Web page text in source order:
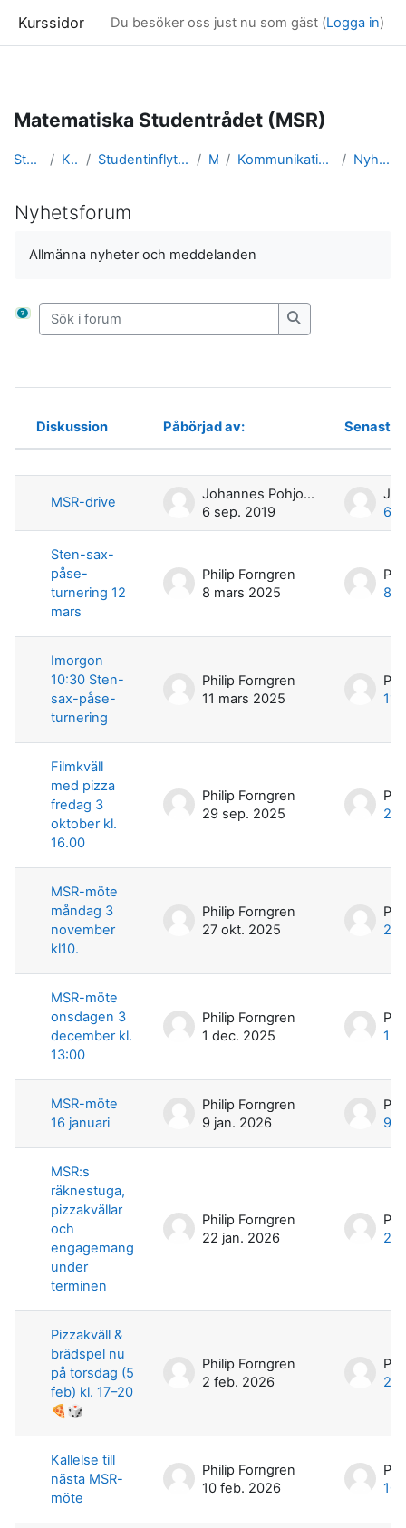
Kurssidor Du besöker oss just nu som gäst (Logga in)
Matematiska Studentrådet (MSR)
Startsida Kurser Studentinflytande och karriär MSR Kommunikation / Nyhetsforum Nyhetsforum
Nyhetsforum
Allmänna nyheter och meddelanden
Sök i forum
Sök i forum
Status
Diskussion Påbörjad av: Senaste
MSR-drive
Johannes Pohjolainen
6 sep. 2019
6
Sten-sax-
påse-
turnering 12
mars
Philip Forngren
8 mars 2025
8
Imorgon
10:30 Sten-
sax-påse-
turnering
Philip Forngren
11 mars 2025
11
Filmkväll
med pizza
fredag 3
oktober kl.
16.00
Philip Forngren
29 sep. 2025
29
MSR-möte
måndag 3
november
kl10.
Philip Forngren
27 okt. 2025
27
MSR-möte
onsdagen 3
december kl.
13:00
Philip Forngren
1 dec. 2025
1
MSR-möte
16 januari
Philip Forngren
9 jan. 2026
9
MSR:s
räknestuga,
pizzakvällar
och
engagemang
under
terminen
Philip Forngren
22 jan. 2026
22
Pizzakväll &
brädspel nu
på torsdag (5
feb) kl. 17–20
🍕🎲
Philip Forngren
2 feb. 2026
2
Kallelse till
nästa MSR-
möte
Philip Forngren
10 feb. 2026
10